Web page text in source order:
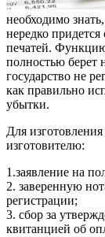
необходимо
нередко
печатей.
полностью берет
государство не
как правильно
убытки.
Для изготовления
изготовителю:
1.заявление на
2. заверенную
регистрации;
3. сбор за
квитанцией об